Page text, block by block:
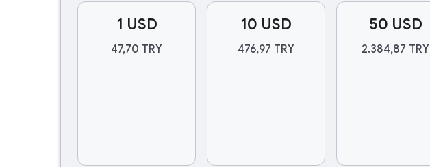
1 USD
47,70 TRY
10 USD
476,97 TRY
50 USD
2.384,87 TRY